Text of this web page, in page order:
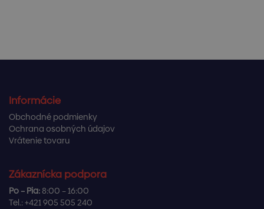
Informácie
Obchodné podmienky
Ochrana osobných údajov
Vrátenie tovaru
Zákaznícka podpora
Po – Pia:8:00 – 16:00
Tel.: +421 905 505 240